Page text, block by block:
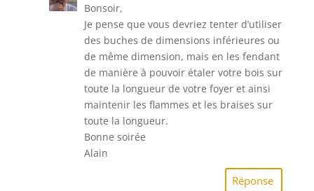
Bonsoir,
Je pense que vous devriez tenter d’utiliser
des buches de dimensions inférieures ou
de même dimension, mais en les fendant
de manière à pouvoir étaler votre bois sur
toute la longueur de votre foyer et ainsi
maintenir les flammes et les braises sur
toute la longueur.
Bonne soirée
Alain
Réponse